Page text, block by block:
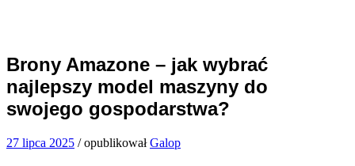
Brony Amazone – jak wybrać
najlepszy model maszyny do
swojego gospodarstwa?
27 lipca 2025 /opublikowałGalop